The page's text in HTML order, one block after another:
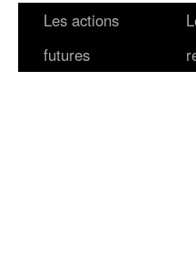
Les actions
futures